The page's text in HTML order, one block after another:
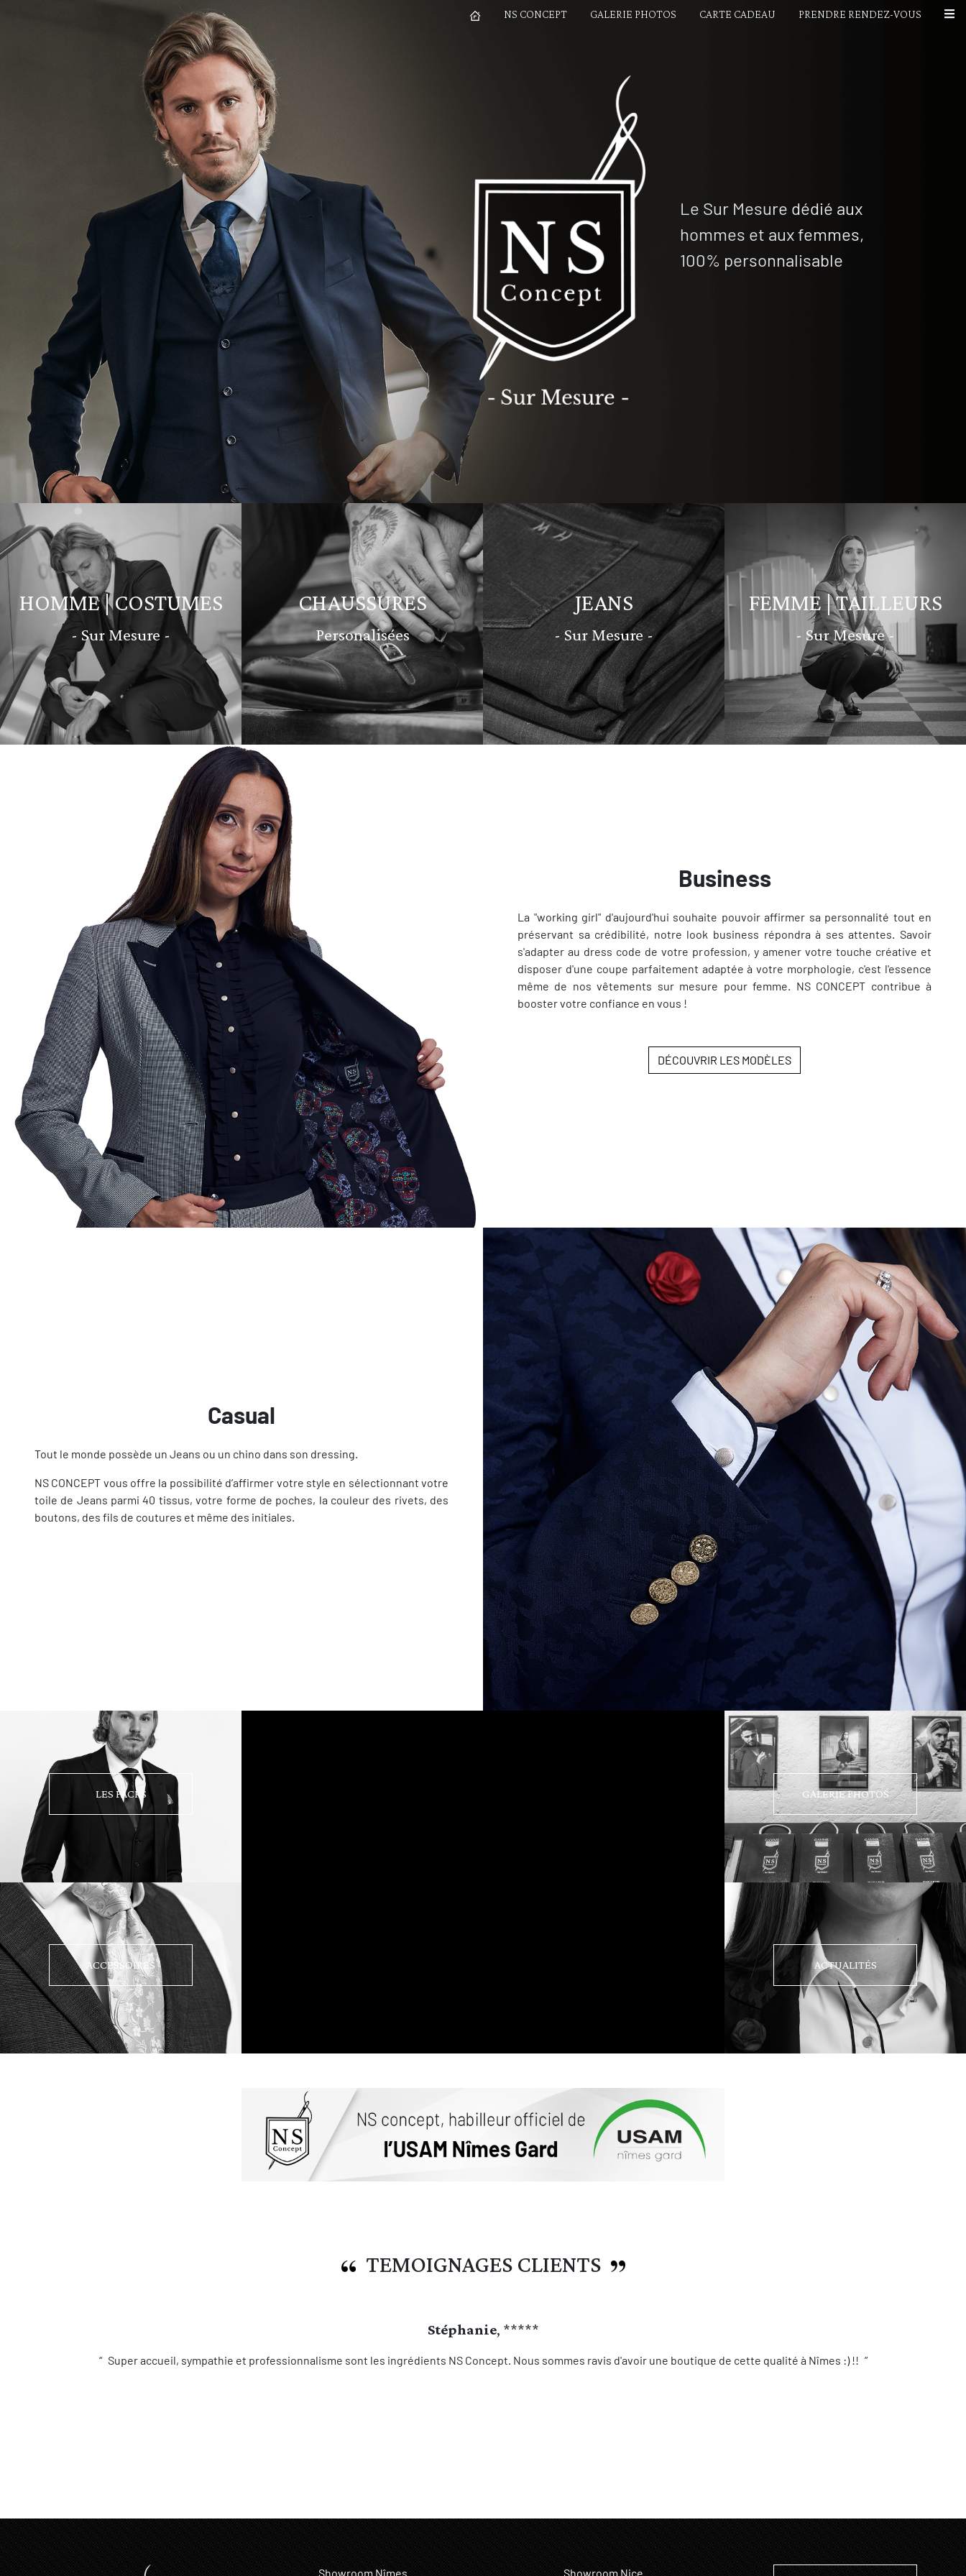
NS CONCEPT GALERIE PHOTOS CARTE CADEAU PRENDRE RENDEZ-VOUS
Le Sur Mesure dédié aux
hommes et aux femmes,
100% personnalisable
HOMME | COSTUMES
- Sur Mesure -
CHAUSSURES
Personalisées
JEANS
- Sur Mesure -
FEMME | TAILLEURS
- Sur Mesure -
Business
La "working girl" d'aujourd'hui souhaite pouvoir affirmer sa personnalité tout en
préservant sa crédibilité, notre look business répondra à ses attentes. Savoir
s'adapter au dress code de votre profession, y amener votre touche créative et
disposer d'une coupe parfaitement adaptée à votre morphologie, c'est l'essence
même de nos vêtements sur mesure pour femme. NS CONCEPT contribue à
booster votre confiance en vous !
DÉCOUVRIR LES MODÈLES
Casual
Tout le monde possède un Jeans ou un chino dans son dressing.
NS CONCEPT vous offre la possibilité d’affirmer votre style en sélectionnant votre
toile de Jeans parmi 40 tissus, votre forme de poches, la couleur des rivets, des
boutons, des fils de coutures et même des initiales.
LES PACKS
ACCESSOIRES
GALERIE PHOTOS
ACTUALITÉS
TEMOIGNAGES CLIENTS
Stéphanie, *****
Super accueil, sympathie et professionnalisme sont les ingrédients NS Concept. Nous sommes ravis d'avoir une boutique de cette qualité à Nîmes :) !!
Showroom Nîmes Showroom Nice